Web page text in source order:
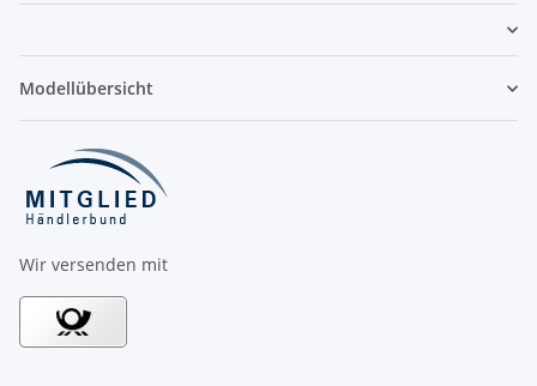
Modellübersicht
Wir versenden mit